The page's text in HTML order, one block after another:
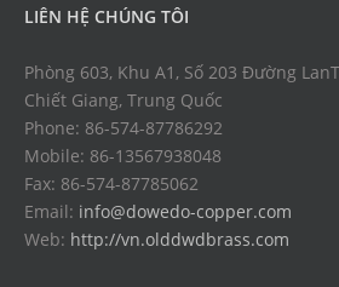
LIÊN HỆ CHÚNG TÔI
Phòng 603, Khu A1, Số 203 Đường
Chiết Giang, Trung Quốc
Phone: 86-574-87786292
Mobile: 86-13567938048
Fax: 86-574-87785062
Email: info@dowedo-copper.com
Web: http://vn.olddwdbrass.com